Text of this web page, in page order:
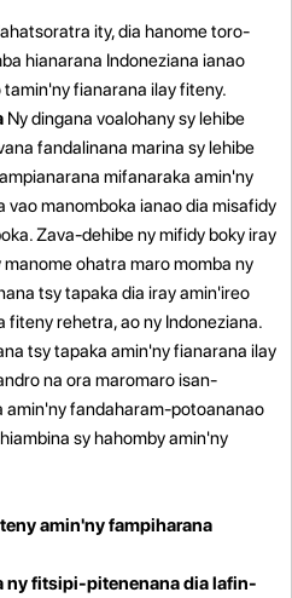
ity, dia hanome toro-
hianarana Indoneziana ianao
fianarana ilay fiteny.
Ny dingana voalohany sy lehibe
fandalinana marina sy lehibe
mifanaraka amin'ny
vao manomboka ianao dia misafidy
Zava-dehibe ny mifidy boky iray
ohatra maro momba ny
tsy tapaka dia iray amin'ireo
rehetra, ao ny Indoneziana.
tsy tapaka amin'ny fianarana ilay
na ora maromaro isan-
amin'ny fandaharam-potoananao
sy hahomby amin'ny
amin'ny fampiharana
ny fitsipi-pitenenana dia lafin-